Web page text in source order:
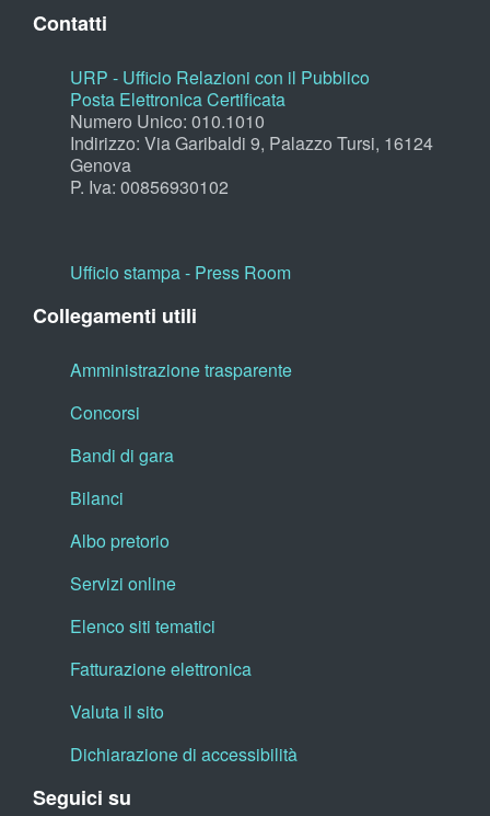
Contatti
URP - Ufficio Relazioni con il Pubblico
Posta Elettronica Certificata
Numero Unico: 010.1010
Indirizzo: Via Garibaldi 9, Palazzo Tursi, 16124
Genova
P. Iva: 00856930102
Ufficio stampa - Press Room
Collegamenti utili
Amministrazione trasparente
Concorsi
Bandi di gara
Bilanci
Albo pretorio
Servizi online
Elenco siti tematici
Fatturazione elettronica
Valuta il sito
Dichiarazione di accessibilità
Seguici su